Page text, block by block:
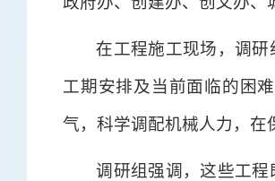
在工程施工现场，调
工期安排及当前面临的困
气，科学调配机械人力，在
调研组强调，这些工